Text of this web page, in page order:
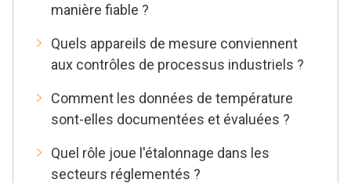
manière fiable ?
Quels appareils de mesure conviennent
aux contrôles de processus industriels ?
Comment les données de température
sont-elles documentées et évaluées ?
Quel rôle joue l'étalonnage dans les
secteurs réglementés ?